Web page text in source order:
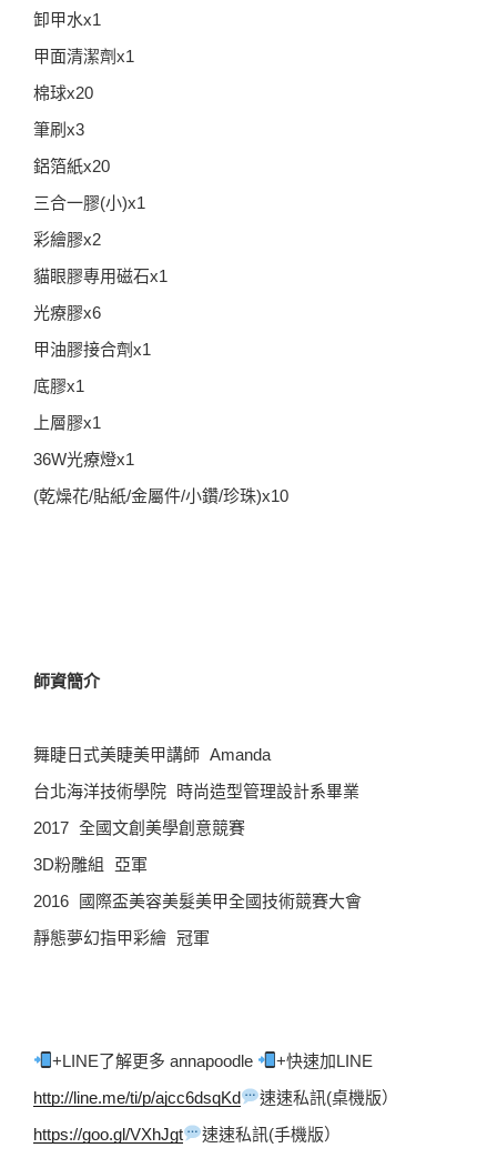
卸甲水x1
甲面清潔劑x1
棉球x20
筆刷x3
鋁箔紙x20
三合一膠(小)x1
彩繪膠x2
貓眼膠專用磁石x1
光療膠x6
甲油膠接合劑x1
底膠x1
上層膠x1
36W光療燈x1
(乾燥花/貼紙/金屬件/小鑽/珍珠)x10
師資簡介
舞睫日式美睫美甲講師 Amanda
台北海洋技術學院 時尚造型管理設計系畢業
2017 全國文創美學創意競賽
3D粉雕組 亞軍
2016 國際盃美容美髮美甲全國技術競賽大會
靜態夢幻指甲彩繪 冠軍
+LINE了解更多 annapoodle
http://line.me/ti/p/ajcc6dsqKd
https://goo.gl/VXhJgt